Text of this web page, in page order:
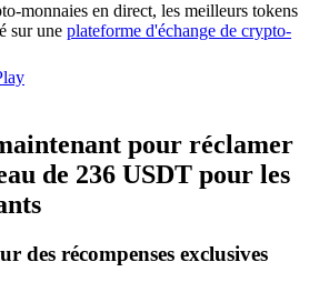
monnaies en direct, les meilleurs tokens
sur une plateforme d'échange de crypto-
pour réclamer
de 236 USDT pour les
des récompenses exclusives